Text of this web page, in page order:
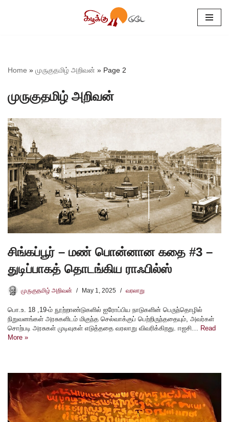
Home » முருகுதமிழ் அறிவன் » Page 2
முருகுதமிழ் அறிவன்
சிங்கப்பூர் – மண் பொன்னான கதை #3 –
துடிப்பாகத் தொடங்கிய ராஃபில்ஸ்
முருகுதமிழ் அறிவன் May 1, 2025 வரலாறு
பொ.உ. 18 ,19-ம் நூற்றாண்டுகளில் ஐரோப்பிய நாடுகளின் பெருந்தொழில்
நிறுவனங்கள் அரசுகளிடம் மிகுந்த செல்வாக்குப் பெற்றிருந்ததையும், அவர்கள்
சொற்படி அரசுகள் முடிவுகள் எடுத்ததை வரலாறு விவரிக்கிறது. ஈஐசி… Read
More »